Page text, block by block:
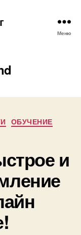
Меню
ОБУЧЕНИЕ
и